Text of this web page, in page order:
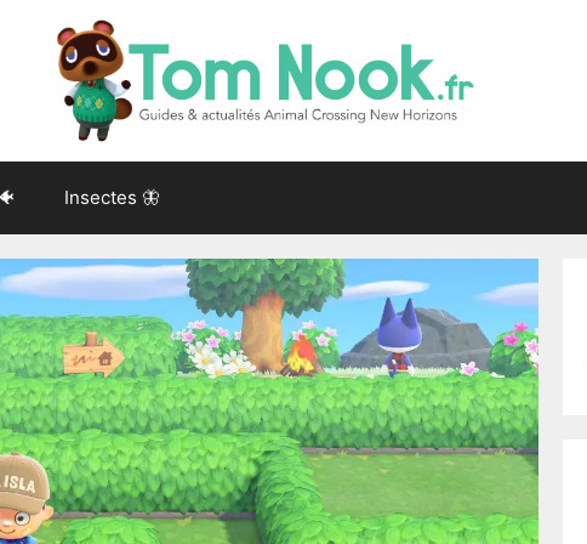
Insectes 🦋